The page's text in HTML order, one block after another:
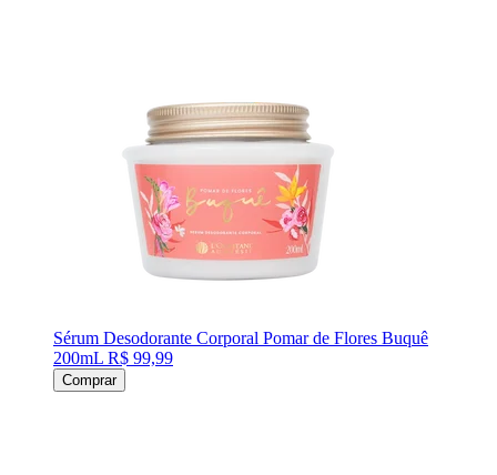
Sérum Desodorante Corporal Pomar de Flores Buquê
200mL R$ 99,99
Comprar